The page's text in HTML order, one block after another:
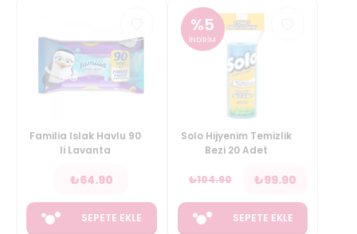
Familia Islak Havlu 90
li Lavanta
₺64.90
SEPETE EKLE
%5
İNDİRİM
Solo Hijyenim Temizlik
Bezi 20 Adet
₺104.90 ₺99.90
SEPETE EKLE